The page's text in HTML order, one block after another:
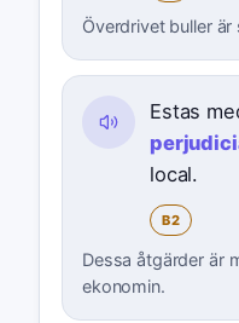
Överdrivet buller
Estas
local.
B2
Dessa åtgärder är
ekonomin.